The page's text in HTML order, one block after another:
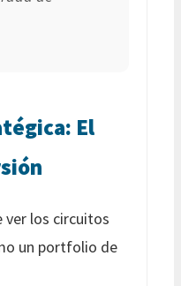
El
ver los circuitos
un portfolio de